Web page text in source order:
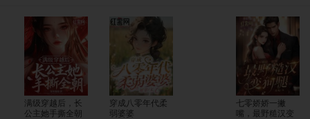
满级穿越后，长
公主她手撕全朝
穿成八零年代柔
弱婆婆
七零娇娇一撇
嘴，最野糙汉变